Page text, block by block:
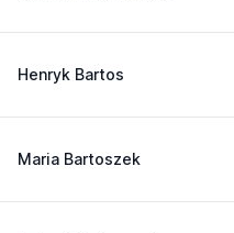
Henryk Bartos
Maria Bartoszek